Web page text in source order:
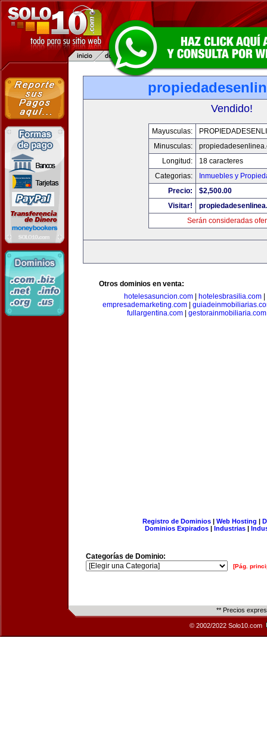
Vendido!
Mayusculas:
Minusculas:
Longitud:
18 caracteres
Categorias:
Inmuebles y
Precio:
$2,500.00
Visitar!
Serán consideradas
Otros dominios en venta:
hotelesasuncion.com| hotelesbrasilia.com|
empresademarketing.com|
fullargentina.com
gestorainmobiliaria.com
Registro de Dominios| Web Hosting |
Dominios Expirados | Industrias |
Categorías de Dominio:
[Pág.
** Precios
© 2002/2022 Solo10.com